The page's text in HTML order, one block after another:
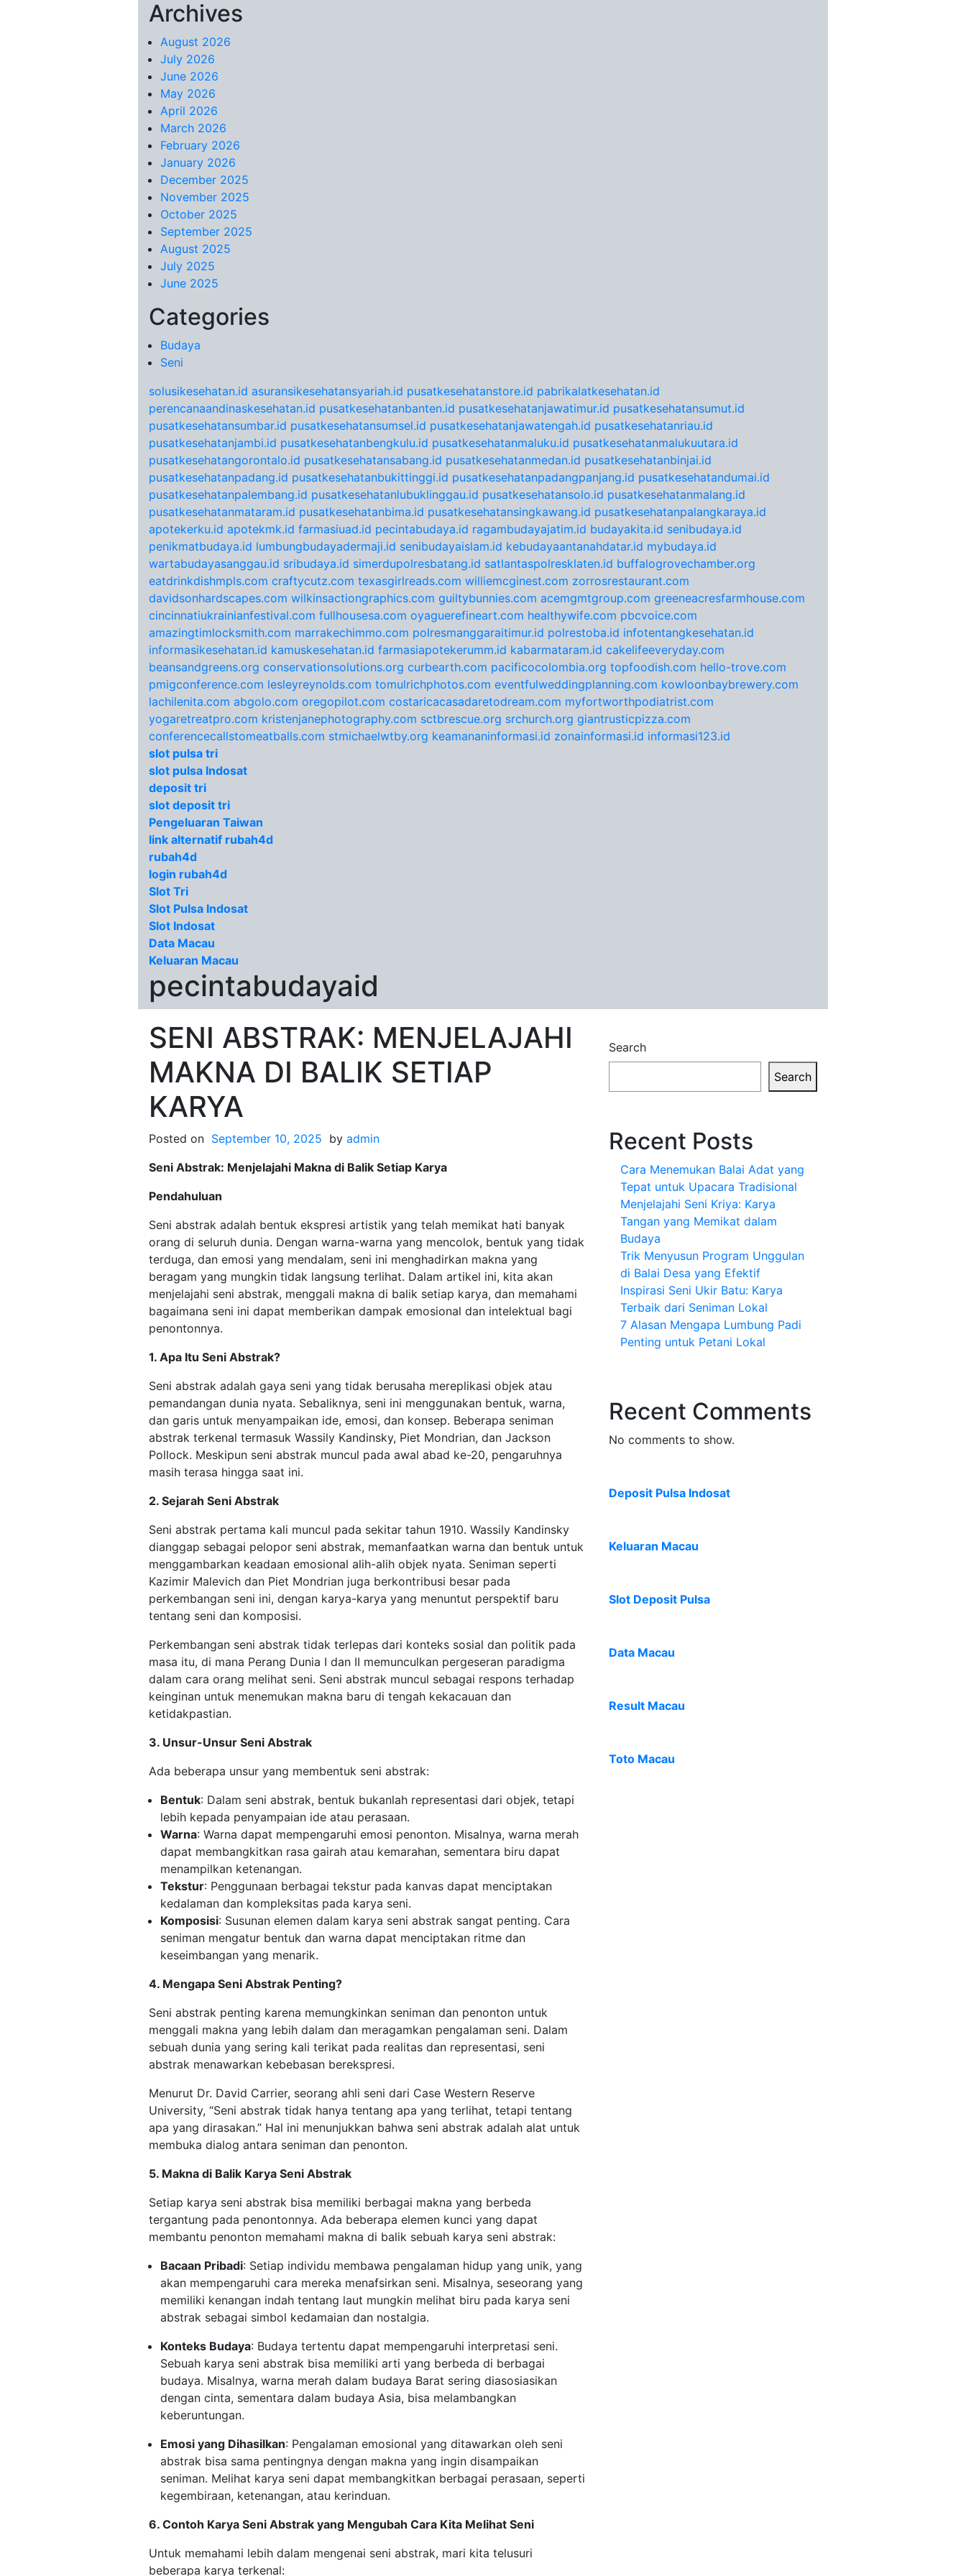
Skip to content
Archives
August 2026
July 2026
June 2026
May 2026
April 2026
March 2026
February 2026
January 2026
December 2025
November 2025
October 2025
September 2025
August 2025
July 2025
June 2025
Categories
Budaya
Seni
solusikesehatan.id asuransikesehatansyariah.id pusatkesehatanstore.id pabrikalatkesehatan.id
perencanaandinaskesehatan.id pusatkesehatanbanten.id pusatkesehatanjawatimur.id pusatkesehatansumut.id
pusatkesehatansumbar.id pusatkesehatansumsel.id pusatkesehatanjawatengah.id pusatkesehatanriau.id
pusatkesehatanjambi.id pusatkesehatanbengkulu.id pusatkesehatanmaluku.id pusatkesehatanmalukuutara.id
pusatkesehatangorontalo.id pusatkesehatansabang.id pusatkesehatanmedan.id pusatkesehatanbinjai.id
pusatkesehatanpadang.id pusatkesehatanbukittinggi.id pusatkesehatanpadangpanjang.id pusatkesehatandumai.id
pusatkesehatanpalembang.id pusatkesehatanlubuklinggau.id pusatkesehatansolo.id pusatkesehatanmalang.id
pusatkesehatanmataram.id pusatkesehatanbima.id pusatkesehatansingkawang.id pusatkesehatanpalangkaraya.id
apotekerku.id apotekmk.id farmasiuad.id pecintabudaya.id ragambudayajatim.id budayakita.id senibudaya.id
penikmatbudaya.id lumbungbudayadermaji.id senibudayaislam.id kebudayaantanahdatar.id mybudaya.id
wartabudayasanggau.id sribudaya.id simerdupolresbatang.id satlantaspolresklaten.id buffalogrovechamber.org
eatdrinkdishmpls.com craftycutz.com texasgirlreads.com williemcginest.com zorrosrestaurant.com
davidsonhardscapes.com wilkinsactiongraphics.com guiltybunnies.com acemgmtgroup.com greeneacresfarmhouse.com
cincinnatiukrainianfestival.com fullhousesa.com oyaguerefineart.com healthywife.com pbcvoice.com
amazingtimlocksmith.com marrakechimmo.com polresmanggaraitimur.id polrestoba.id infotentangkesehatan.id
informasikesehatan.id kamuskesehatan.id farmasiapotekerumm.id kabarmataram.id cakelifeeveryday.com
beansandgreens.org conservationsolutions.org curbearth.com pacificocolombia.org topfoodish.com hello-trove.com
pmigconference.com lesleyreynolds.com tomulrichphotos.com eventfulweddingplanning.com kowloonbaybrewery.com
lachilenita.com abgolo.com oregopilot.com costaricacasadaretodream.com myfortworthpodiatrist.com
yogaretreatpro.com kristenjanephotography.com sctbrescue.org srchurch.org giantrusticpizza.com
conferencecallstomeatballs.com stmichaelwtby.org keamananinformasi.id zonainformasi.id informasi123.id
slot pulsa tri
slot pulsa Indosat
deposit tri
slot deposit tri
Pengeluaran Taiwan
link alternatif rubah4d
rubah4d
login rubah4d
Slot Tri
Slot Pulsa Indosat
Slot Indosat
Data Macau
Keluaran Macau
pecintabudayaid
SENI ABSTRAK: MENJELAJAHI
MAKNA DI BALIK SETIAP
KARYA
Posted on September 10, 2025 by admin
Seni Abstrak: Menjelajahi Makna di Balik Setiap Karya
Pendahuluan
Seni abstrak adalah bentuk ekspresi artistik yang telah memikat hati banyak
orang di seluruh dunia. Dengan warna-warna yang mencolok, bentuk yang tidak
terduga, dan emosi yang mendalam, seni ini menghadirkan makna yang
beragam yang mungkin tidak langsung terlihat. Dalam artikel ini, kita akan
menjelajahi seni abstrak, menggali makna di balik setiap karya, dan memahami
bagaimana seni ini dapat memberikan dampak emosional dan intelektual bagi
penontonnya.
1. Apa Itu Seni Abstrak?
Seni abstrak adalah gaya seni yang tidak berusaha mereplikasi objek atau
pemandangan dunia nyata. Sebaliknya, seni ini menggunakan bentuk, warna,
dan garis untuk menyampaikan ide, emosi, dan konsep. Beberapa seniman
abstrak terkenal termasuk Wassily Kandinsky, Piet Mondrian, dan Jackson
Pollock. Meskipun seni abstrak muncul pada awal abad ke-20, pengaruhnya
masih terasa hingga saat ini.
2. Sejarah Seni Abstrak
Seni abstrak pertama kali muncul pada sekitar tahun 1910. Wassily Kandinsky
dianggap sebagai pelopor seni abstrak, memanfaatkan warna dan bentuk untuk
menggambarkan keadaan emosional alih-alih objek nyata. Seniman seperti
Kazimir Malevich dan Piet Mondrian juga berkontribusi besar pada
perkembangan seni ini, dengan karya-karya yang menuntut perspektif baru
tentang seni dan komposisi.
Perkembangan seni abstrak tidak terlepas dari konteks sosial dan politik pada
masa itu, di mana Perang Dunia I dan II memunculkan pergeseran paradigma
dalam cara orang melihat seni. Seni abstrak muncul sebagai respons terhadap
keinginan untuk menemukan makna baru di tengah kekacauan dan
ketidakpastian.
3. Unsur-Unsur Seni Abstrak
Ada beberapa unsur yang membentuk seni abstrak:
Bentuk: Dalam seni abstrak, bentuk bukanlah representasi dari objek, tetapi
lebih kepada penyampaian ide atau perasaan.
Warna: Warna dapat mempengaruhi emosi penonton. Misalnya, warna merah
dapat membangkitkan rasa gairah atau kemarahan, sementara biru dapat
menampilkan ketenangan.
Tekstur: Penggunaan berbagai tekstur pada kanvas dapat menciptakan
kedalaman dan kompleksitas pada karya seni.
Komposisi: Susunan elemen dalam karya seni abstrak sangat penting. Cara
seniman mengatur bentuk dan warna dapat menciptakan ritme dan
keseimbangan yang menarik.
4. Mengapa Seni Abstrak Penting?
Seni abstrak penting karena memungkinkan seniman dan penonton untuk
menggali makna yang lebih dalam dan meragamkan pengalaman seni. Dalam
sebuah dunia yang sering kali terikat pada realitas dan representasi, seni
abstrak menawarkan kebebasan berekspresi.
Menurut Dr. David Carrier, seorang ahli seni dari Case Western Reserve
University, “Seni abstrak tidak hanya tentang apa yang terlihat, tetapi tentang
apa yang dirasakan.” Hal ini menunjukkan bahwa seni abstrak adalah alat untuk
membuka dialog antara seniman dan penonton.
5. Makna di Balik Karya Seni Abstrak
Setiap karya seni abstrak bisa memiliki berbagai makna yang berbeda
tergantung pada penontonnya. Ada beberapa elemen kunci yang dapat
membantu penonton memahami makna di balik sebuah karya seni abstrak:
Bacaan Pribadi: Setiap individu membawa pengalaman hidup yang unik, yang
akan mempengaruhi cara mereka menafsirkan seni. Misalnya, seseorang yang
memiliki kenangan indah tentang laut mungkin melihat biru pada karya seni
abstrak sebagai simbol kedamaian dan nostalgia.
Konteks Budaya: Budaya tertentu dapat mempengaruhi interpretasi seni.
Sebuah karya seni abstrak bisa memiliki arti yang berbeda di berbagai
budaya. Misalnya, warna merah dalam budaya Barat sering diasosiasikan
dengan cinta, sementara dalam budaya Asia, bisa melambangkan
keberuntungan.
Emosi yang Dihasilkan: Pengalaman emosional yang ditawarkan oleh seni
abstrak bisa sama pentingnya dengan makna yang ingin disampaikan
seniman. Melihat karya seni dapat membangkitkan berbagai perasaan, seperti
kegembiraan, ketenangan, atau kerinduan.
6. Contoh Karya Seni Abstrak yang Mengubah Cara Kita Melihat Seni
Untuk memahami lebih dalam mengenai seni abstrak, mari kita telusuri
beberapa karya terkenal:
Search
Search
Recent Posts
Cara Menemukan Balai Adat yang
Tepat untuk Upacara Tradisional
Menjelajahi Seni Kriya: Karya
Tangan yang Memikat dalam
Budaya
Trik Menyusun Program Unggulan
di Balai Desa yang Efektif
Inspirasi Seni Ukir Batu: Karya
Terbaik dari Seniman Lokal
7 Alasan Mengapa Lumbung Padi
Penting untuk Petani Lokal
Recent Comments
No comments to show.
Deposit Pulsa Indosat
Keluaran Macau
Slot Deposit Pulsa
Data Macau
Result Macau
Toto Macau